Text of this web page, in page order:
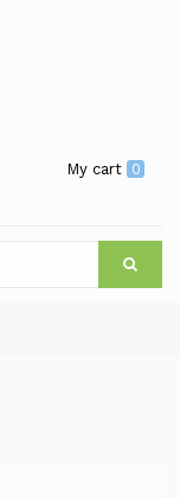
My cart 0